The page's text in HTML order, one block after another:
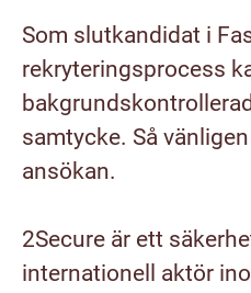
Som slutkandidat i
rekryteringsprocess
samtycke. Så
ansökan.
2Secure är ett
internationell aktör